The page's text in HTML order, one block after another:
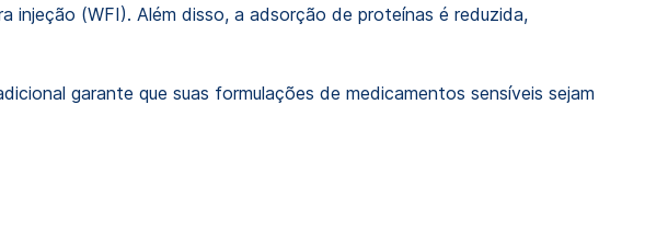
(WFI). Além disso, a adsorção de proteínas é reduzida,
garante que suas formulações de medicamentos sensíveis sejam